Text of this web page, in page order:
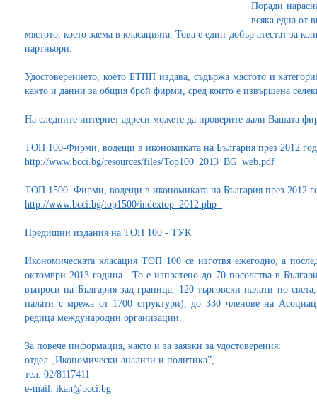
Поради
всяка една от
мястото, което заема в класацията. Това е един добър атестат за
партньори.
Удостоверението, което БТПП издава, съдържа мястото и
както и данни за общия брой фирми, сред които е извършена
На следните интернет адреси можете да проверите дали Вашата
ТОП 100-Фирми, водещи в икономиката на България през 2012
http://www.bcci.bg/resources/files/Top100_2013_BG_web.pdf
ТОП 1500 Фирми, водещи в икономиката на България през 2012
http://www.bcci.bg/top1500/indextop_2012.php
Предишни издания на ТОП 100 - ТУК
Икономическата класация ТОП 100 се изготвя ежегодно, а
октомври 2013 година. То е изпратено до 70 посолства в
въпроси на България зад граница, 120 търговски палати по
палати с мрежа от 1700 структури), до 330 членове на
редица международни организации.
За повече информация, както и за заявки за удостоверения:
отдел „Икономически анализи и политика”,
тел: 02/8117411
e-mail: ikan@bcci.bg